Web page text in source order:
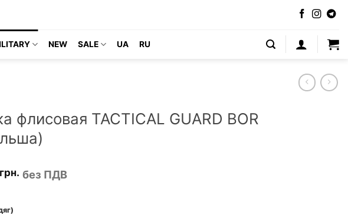
NEW SALE UA RU
флисовая TACTICAL GUARD BOR
грн. без ПДВ